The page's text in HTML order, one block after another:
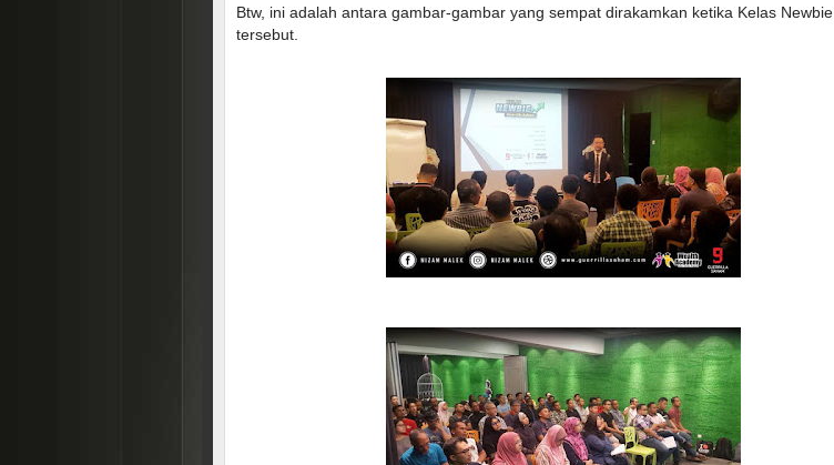
Btw, ini adalah antara gambar-gambar yang sempat dirakamkan ketika Kelas Newbie
tersebut.